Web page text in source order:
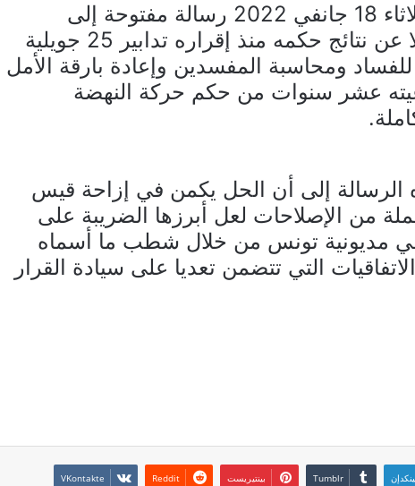
وجه حزب العمال اليوم الثلاثاء 18 جانفي 2022 رسالة مفتوحة إلى
الرئيس قيس سعيّد متسائلا عن نتائج حكمه منذ إقراره تدابير 25 جويلية
للفساد ومحاسبة المفسدين وإعادة بارقة الأمل
عشر سنوات من حكم حركة النهضة
إلى أن الحل يكمن في إزاحة قيس
من الإصلاحات لعل أبرزها الضريبة على
في مديونية تونس من خلال شطب ما أسماه
التي تتضمن تعديا على سيادة القرار
بينتيريست